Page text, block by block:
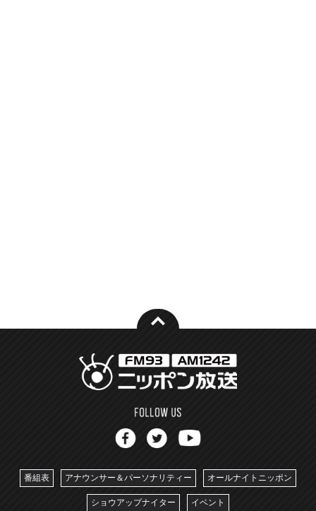
番組表 アナウンサー＆パーソナリティー オールナイトニッポン
ショウアップナイター イベント